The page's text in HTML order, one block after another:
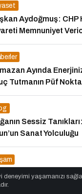
Aydoğmuş: CHP
Memnuniyet
Ayında
Tutmanın Püf
Sessiz
Sanat Yolculuğu
Eti Hastalıkları Kalp
Ediyor!
deneyimi yaşamanızı